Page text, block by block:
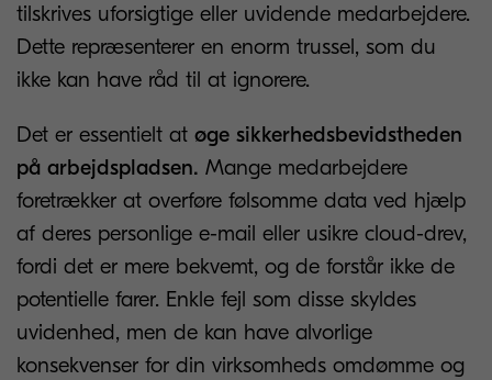
tilskrives uforsigtige eller uvidende medarbejdere.
Dette repræsenterer en enorm trussel, som du
ikke kan have råd til at ignorere.
Det er essentielt at øge sikkerhedsbevidstheden
på arbejdspladsen. Mange medarbejdere
foretrækker at overføre følsomme data ved hjælp
af deres personlige e-mail eller usikre cloud-drev,
fordi det er mere bekvemt, og de forstår ikke de
potentielle farer. Enkle fejl som disse skyldes
uvidenhed, men de kan have alvorlige
konsekvenser for din virksomheds omdømme og